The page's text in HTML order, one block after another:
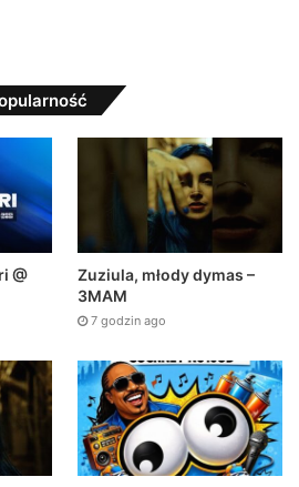
@
Zuziula, młody dymas –
3MAM
7 godzin ago